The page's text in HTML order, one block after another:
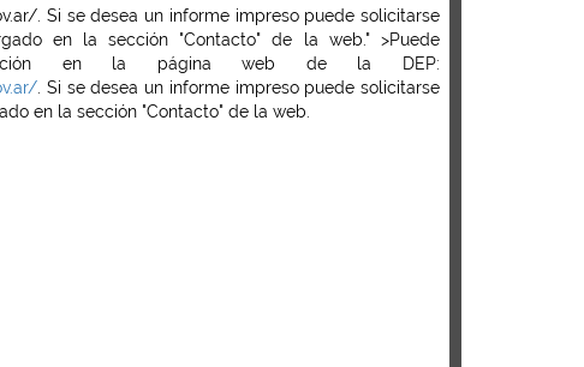
. Si se desea un informe impreso puede solicitarse
en la sección "Contacto" de la web." >Puede
en la página web de la DEP:
. Si se desea un informe impreso puede solicitarse
en la sección "Contacto" de la web.